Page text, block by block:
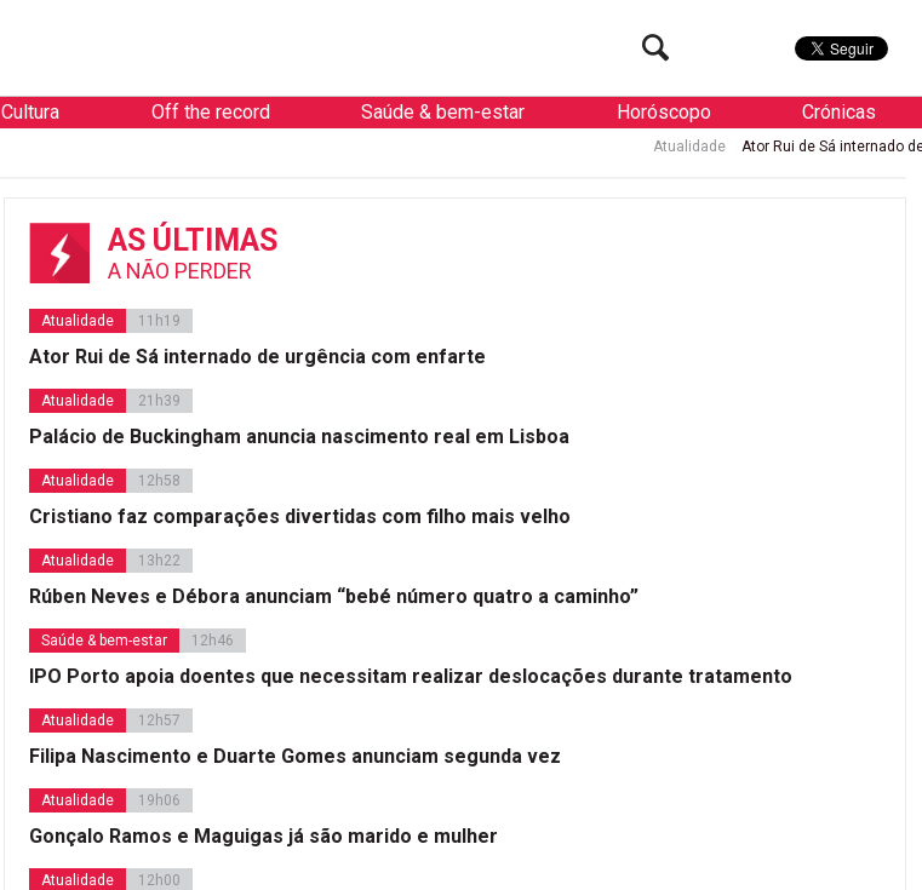
Cultura Off the record Saúde & bem-estar Horóscopo Crónicas
Ator Rui de Sá internado de urgência com
AS ÚLTIMAS
A NÃO PERDER
Atualidade 11h19
Ator Rui de Sá internado de urgência com enfarte
Atualidade 21h39
Palácio de Buckingham anuncia nascimento real em Lisboa
Atualidade 12h58
Cristiano faz comparações divertidas com filho mais velho
Atualidade 13h22
Rúben Neves e Débora anunciam “bebé número quatro a caminho”
Saúde & bem-estar 12h46
IPO Porto apoia doentes que necessitam realizar deslocações durante tratamento
Atualidade 12h57
Filipa Nascimento e Duarte Gomes anunciam segunda vez
Atualidade 19h06
Gonçalo Ramos e Maguigas já são marido e mulher
Atualidade 12h00